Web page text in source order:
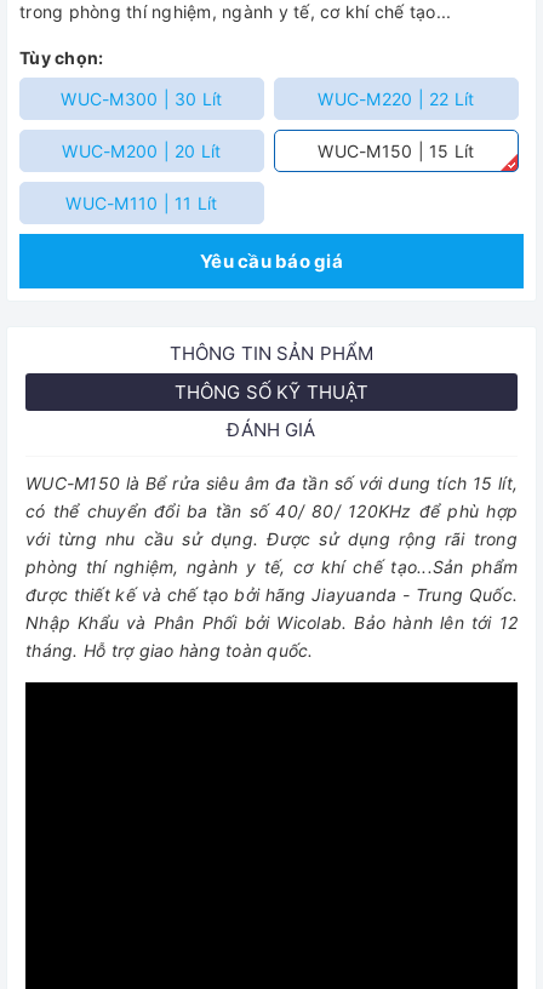
trong phòng thí nghiệm, ngành y tế, cơ khí chế tạo...
Tùy chọn:
WUC-M300 | 30 Lít
WUC-M220 | 22 Lít
WUC-M200 | 20 Lít WUC-M150 | 15 Lít
WUC-M110 | 11 Lít
Yêu cầu báo giá
THÔNG TIN SẢN PHẨM
THÔNG SỐ KỸ THUẬT
ĐÁNH GIÁ
WUC-M150 là Bể rửa siêu âm đa tần số với dung tích 15 lít,
có thể chuyển đổi ba tần số 40/ 80/ 120KHz để phù hợp
với từng nhu cầu sử dụng. Được sử dụng rộng rãi trong
phòng thí nghiệm, ngành y tế, cơ khí chế tạo...Sản phẩm
được thiết kế và chế tạo bởi hãng Jiayuanda - Trung Quốc.
Nhập Khẩu và Phân Phối bởi Wicolab. Bảo hành lên tới 12
tháng. Hỗ trợ giao hàng toàn quốc.